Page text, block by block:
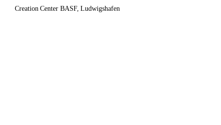
Creation Center BASF, Ludwigshafen